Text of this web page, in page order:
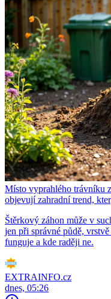
Místo vyprahlého trávníku
objevují zahradní trend,
Štěrkový záhon může v
jen při správné půdě,
funguje a kde raději ne.
EXTRAINFO.cz
dnes, 05:26